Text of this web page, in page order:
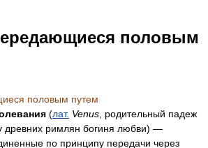
половым
половым путем
(лат. Venus , родительный падеж
у древних римлян богиня любви) —
по принципу передачи через